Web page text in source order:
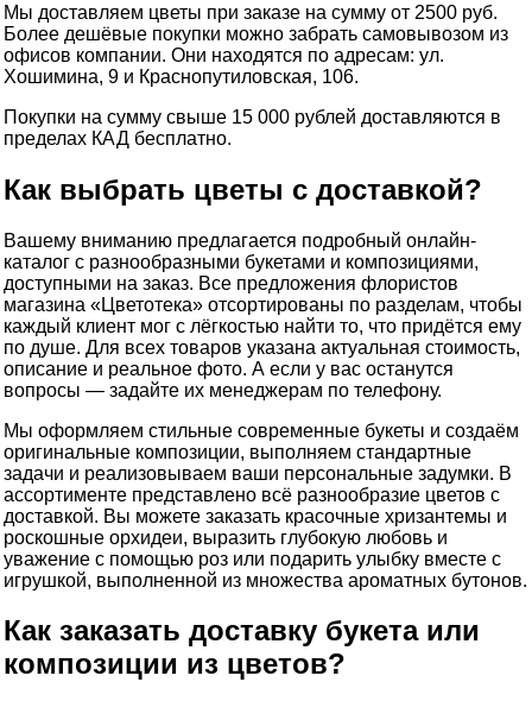
Мы доставляем цветы при заказе на сумму от 2500 руб.
Более дешёвые покупки можно забрать самовывозом из
офисов компании. Они находятся по адресам: ул.
Хошимина, 9 и Краснопутиловская, 106.
Покупки на сумму свыше 15 000 рублей доставляются в
пределах КАД бесплатно.
Как выбрать цветы с доставкой?
Вашему вниманию предлагается подробный онлайн-
каталог с разнообразными букетами и композициями,
доступными на заказ. Все предложения флористов
магазина «Цветотека» отсортированы по разделам, чтобы
каждый клиент мог с лёгкостью найти то, что придётся ему
по душе. Для всех товаров указана актуальная стоимость,
описание и реальное фото. А если у вас останутся
вопросы — задайте их менеджерам по телефону.
Мы оформляем стильные современные букеты и создаём
оригинальные композиции, выполняем стандартные
задачи и реализовываем ваши персональные задумки. В
ассортименте представлено всё разнообразие цветов с
доставкой. Вы можете заказать красочные хризантемы и
роскошные орхидеи, выразить глубокую любовь и
уважение с помощью роз или подарить улыбку вместе с
игрушкой, выполненной из множества ароматных бутонов.
Как заказать доставку букета или
композиции из цветов?